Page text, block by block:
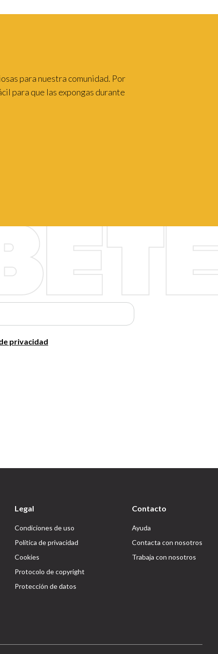
para nuestra comunidad. Por
para que las expongas durante
privacidad
Legal
Condiciones de uso
Política de privacidad
Cookies
Protocolo de copyright
Protección de datos
Contacto
Ayuda
Contacta con nosotros
Trabaja con nosotros